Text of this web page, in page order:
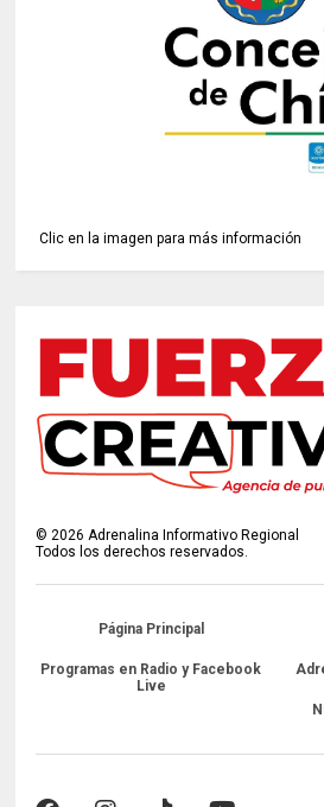
Clic en la imagen para más información
©2026 Adrenalina Informativo Regional
Todos los derechos reservados.
Página Principal
Programas en Radio y Facebook
Live